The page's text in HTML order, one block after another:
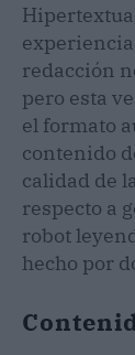
redacción
pero esta
el formato
contenido
calidad de
respecto a
robot
hecho por